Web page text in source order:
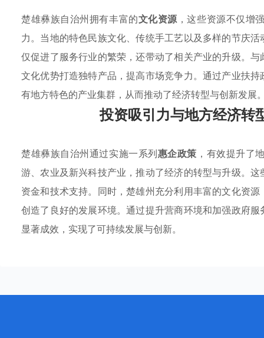
楚雄彝族自治州拥有丰富的文化资源，这些资源不仅增
力。当地的特色民族文化、传统手工艺以及多样的节庆
仅促进了服务行业的繁荣，还带动了相关产业的升级。与
文化优势打造独特产品，提高市场竞争力。通过产业扶
有地方特色的产业集群，从而推动了经济转型与创新发展
投资吸引力与地方经济转
楚雄彝族自治州通过实施一系列惠企政策 ，有效提升了
游、农业及新兴科技产业，推动了经济的转型与升级。
资金和技术支持。同时，楚雄州充分利用丰富的文化资
创造了良好的发展环境。通过提升营商环境和加强政府
显著成效，实现了可持续发展与创新。